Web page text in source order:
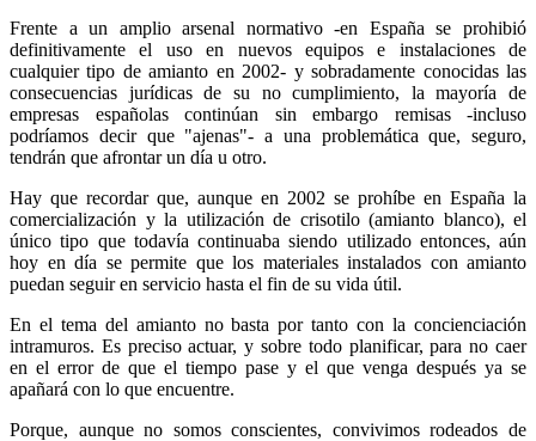
Frente a un amplio arsenal normativo -en España se prohibió
definitivamente el uso en nuevos equipos e instalaciones de
cualquier tipo de amianto en 2002- y sobradamente conocidas las
consecuencias jurídicas de su no cumplimiento, la mayoría de
empresas españolas continúan sin embargo remisas -incluso
podríamos decir que "ajenas"- a una problemática que, seguro,
tendrán que afrontar un día u otro.
Hay que recordar que, aunque en 2002 se prohíbe en España la
comercialización y la utilización de crisotilo (amianto blanco), el
único tipo que todavía continuaba siendo utilizado entonces, aún
hoy en día se permite que los materiales instalados con amianto
puedan seguir en servicio hasta el fin de su vida útil.
En el tema del amianto no basta por tanto con la concienciación
intramuros. Es preciso actuar, y sobre todo planificar, para no caer
en el error de que el tiempo pase y el que venga después ya se
apañará con lo que encuentre.
Porque, aunque no somos conscientes, convivimos rodeados de